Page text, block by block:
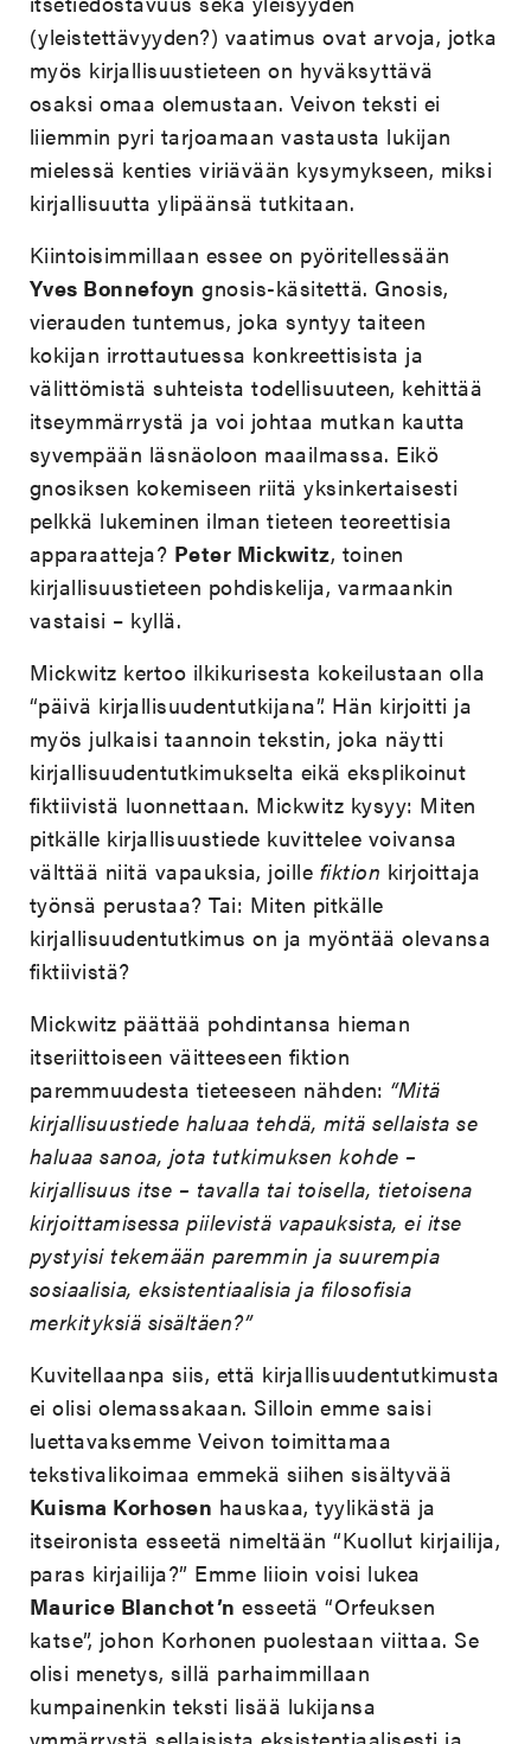
(yleistettävyyden?) vaatimus ovat arvoja, jotka
myös kirjallisuustieteen on hyväksyttävä
osaksi omaa olemustaan. Veivon teksti ei
liiemmin pyri tarjoamaan vastausta lukijan
mielessä kenties viriävään kysymykseen, miksi
kirjallisuutta ylipäänsä tutkitaan.
Kiintoisimmillaan essee on pyöritellessään
Yves Bonnefoyn gnosis-käsitettä. Gnosis,
vierauden tuntemus, joka syntyy taiteen
kokijan irrottautuessa konkreettisista ja
välittömistä suhteista todellisuuteen, kehittää
itseymmärrystä ja voi johtaa mutkan kautta
syvempään läsnäoloon maailmassa. Eikö
gnosiksen kokemiseen riitä yksinkertaisesti
pelkkä lukeminen ilman tieteen teoreettisia
apparaatteja? Peter Mickwitz, toinen
kirjallisuustieteen pohdiskelija, varmaankin
vastaisi – kyllä.
Mickwitz kertoo ilkikurisesta kokeilustaan olla
“päivä kirjallisuudentutkijana”. Hän kirjoitti ja
myös julkaisi taannoin tekstin, joka näytti
kirjallisuudentutkimukselta eikä eksplikoinut
fiktiivistä luonnettaan. Mickwitz kysyy: Miten
pitkälle kirjallisuustiede kuvittelee voivansa
välttää niitä vapauksia, joille fiktion kirjoittaja
työnsä perustaa? Tai: Miten pitkälle
kirjallisuudentutkimus on ja myöntää olevansa
fiktiivistä?
Mickwitz päättää pohdintansa hieman
itseriittoiseen väitteeseen fiktion
paremmuudesta tieteeseen nähden: “Mitä
kirjallisuustiede haluaa tehdä, mitä sellaista se
haluaa sanoa, jota tutkimuksen kohde –
kirjallisuus itse – tavalla tai toisella, tietoisena
kirjoittamisessa piilevistä vapauksista, ei itse
pystyisi tekemään paremmin ja suurempia
sosiaalisia, eksistentiaalisia ja filosofisia
merkityksiä sisältäen?”
Kuvitellaanpa siis, että kirjallisuudentutkimusta
ei olisi olemassakaan. Silloin emme saisi
luettavaksemme Veivon toimittamaa
tekstivalikoimaa emmekä siihen sisältyvää
Kuisma Korhosen hauskaa, tyylikästä ja
itseironista esseetä nimeltään “Kuollut kirjailija,
paras kirjailija?” Emme liioin voisi lukea
Maurice Blanchot’n esseetä “Orfeuksen
katse”, johon Korhonen puolestaan viittaa. Se
olisi menetys, sillä parhaimmillaan
kumpainenkin teksti lisää lukijansa